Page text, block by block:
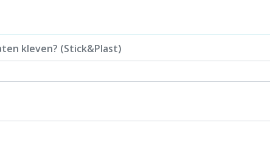
kleven? (Stick&Plast)